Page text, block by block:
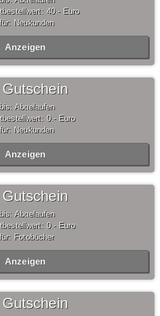
40,- Euro
Neukunden
Anzeigen
Abgelaufen
0,- Euro
Neukunden
Anzeigen
Abgelaufen
0,- Euro
Fotobücher
Anzeigen